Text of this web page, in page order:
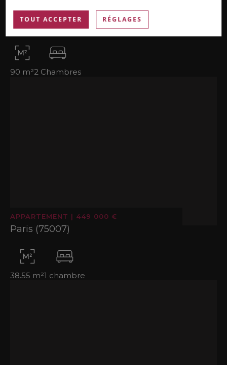
APPARTEMENT | 935 000 €
Puteaux (92800)
90 m²2 Chambres
APPARTEMENT | 449 000 €
Paris (75007)
38.55 m²1 chambre
TOUT ACCEPTER RÉGLAGES